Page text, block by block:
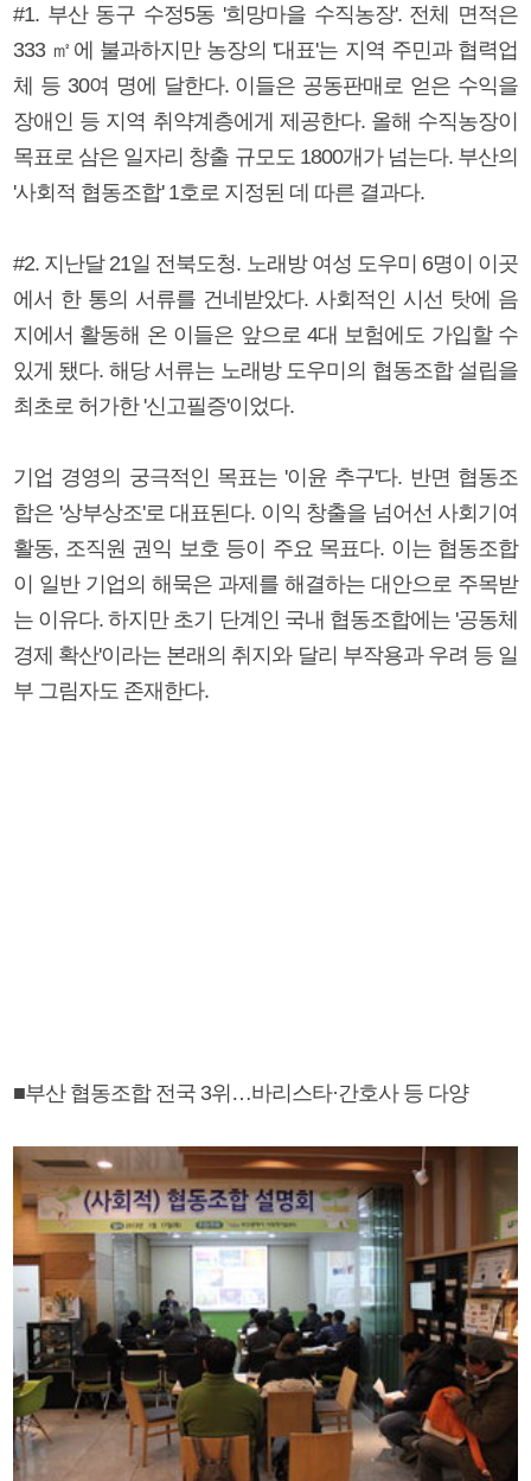
#1. 부산 동구 수정5동 '희망마을 수직농장'. 전체 면적은
333 ㎡에 불과하지만 농장의 '대표'는 지역 주민과 협력업
체 등 30여 명에 달한다. 이들은 공동판매로 얻은 수익을
장애인 등 지역 취약계층에게 제공한다. 올해 수직농장이
목표로 삼은 일자리 창출 규모도 1800개가 넘는다. 부산의
'사회적 협동조합' 1호로 지정된 데 따른 결과다.
#2. 지난달 21일 전북도청. 노래방 여성 도우미 6명이 이곳
에서 한 통의 서류를 건네받았다. 사회적인 시선 탓에 음
지에서 활동해 온 이들은 앞으로 4대 보험에도 가입할 수
있게 됐다. 해당 서류는 노래방 도우미의 협동조합 설립을
최초로 허가한 '신고필증'이었다.
기업 경영의 궁극적인 목표는 '이윤 추구'다. 반면 협동조
합은 '상부상조'로 대표된다. 이익 창출을 넘어선 사회기여
활동, 조직원 권익 보호 등이 주요 목표다. 이는 협동조합
이 일반 기업의 해묵은 과제를 해결하는 대안으로 주목받
는 이유다. 하지만 초기 단계인 국내 협동조합에는 '공동체
경제 확산'이라는 본래의 취지와 달리 부작용과 우려 등 일
부 그림자도 존재한다.
■부산 협동조합 전국 3위…바리스타·간호사 등 다양